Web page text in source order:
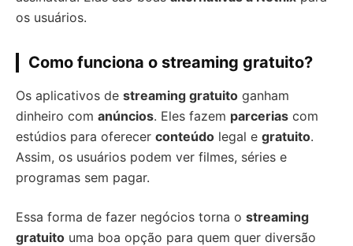
os usuários.
Como funciona o streaming gratuito?
Os aplicativos de streaming gratuito ganham
dinheiro com anúncios. Eles fazem parcerias com
estúdios para oferecer conteúdo legal e gratuito.
Assim, os usuários podem ver filmes, séries e
programas sem pagar.
Essa forma de fazer negócios torna o streaming
gratuito uma boa opção para quem quer diversão